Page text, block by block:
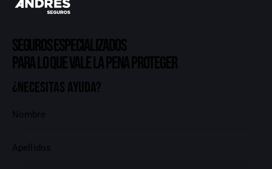
Seguros especializados
para lo que vale la pena proteger
¿Necesitas ayuda?